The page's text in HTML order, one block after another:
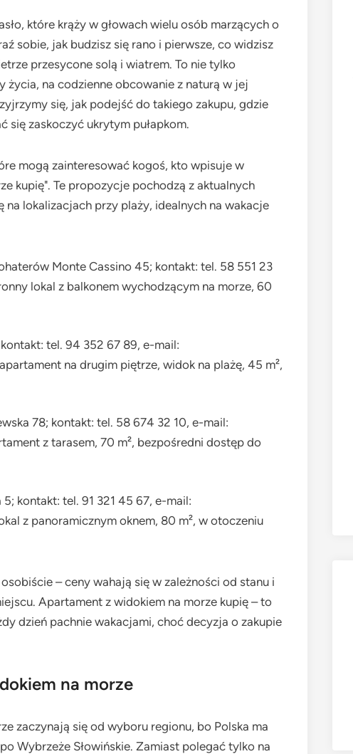
które krąży w głowach wielu osób marzących o
sobie, jak budzisz się rano i pierwsze, co widzisz
przesycone solą i wiatrem. To nie tylko
na codzienne obcowanie z naturą w jej
się, jak podejść do takiego zakupu, gdzie
się zaskoczyć ukrytym pułapkom.
mogą zainteresować kogoś, kto wpisuje w
kupię". Te propozycje pochodzą z aktualnych
na lokalizacjach przy plaży, idealnych na wakacje
Monte Cassino 45; kontakt: tel. 58 551 23
lokal z balkonem wychodzącym na morze, 60
kontakt: tel. 94 352 67 89, e-mail:
na drugim piętrze, widok na plażę, 45 m²,
78; kontakt: tel. 58 674 32 10, e-mail:
z tarasem, 70 m², bezpośredni dostęp do
kontakt: tel. 91 321 45 67, e-mail:
z panoramicznym oknem, 80 m², w otoczeniu
– ceny wahają się w zależności od stanu i
Apartament z widokiem na morze kupię – to
dzień pachnie wakacjami, choć decyzja o zakupie
na morze
zaczynają się od wyboru regionu, bo Polska ma
Wybrzeże Słowińskie. Zamiast polegać tylko na